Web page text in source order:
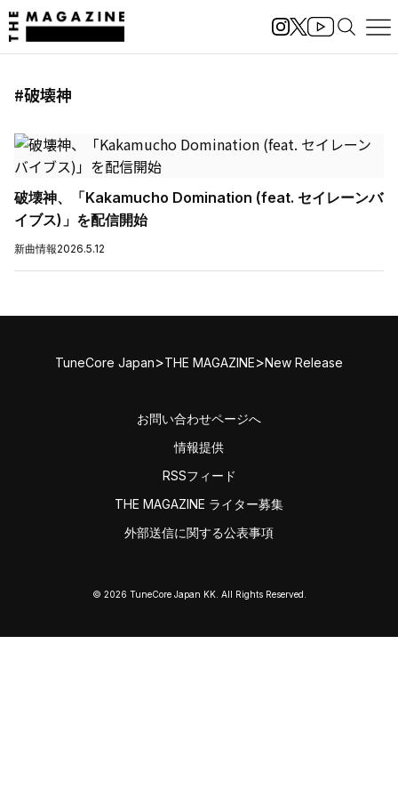
#破壊神
破壊神、「Kakamucho Domination (feat. セイレーンバ
イブス)」を配信開始
新曲情報2026.5.12
TuneCore Japan>THE MAGAZINE>New Release
お問い合わせページへ
情報提供
RSSフィード
THE MAGAZINE ライター募集
外部送信に関する公表事項
© 2026 TuneCore Japan KK. All Rights Reserved.